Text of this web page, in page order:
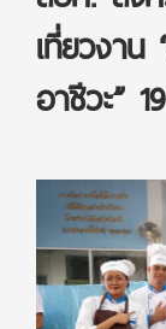
เที่ยวงา
อาชีวะ”